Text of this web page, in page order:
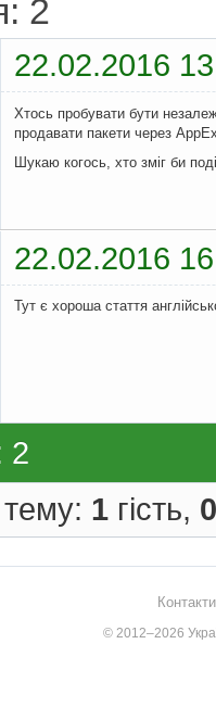
2
22.02.2016
Хтось пробувати бути
продавати пакети через
Шукаю когось, хто зміг би
22.02.2016
Тут є хороша стаття
2
1 гість, 0
© 2012–2026